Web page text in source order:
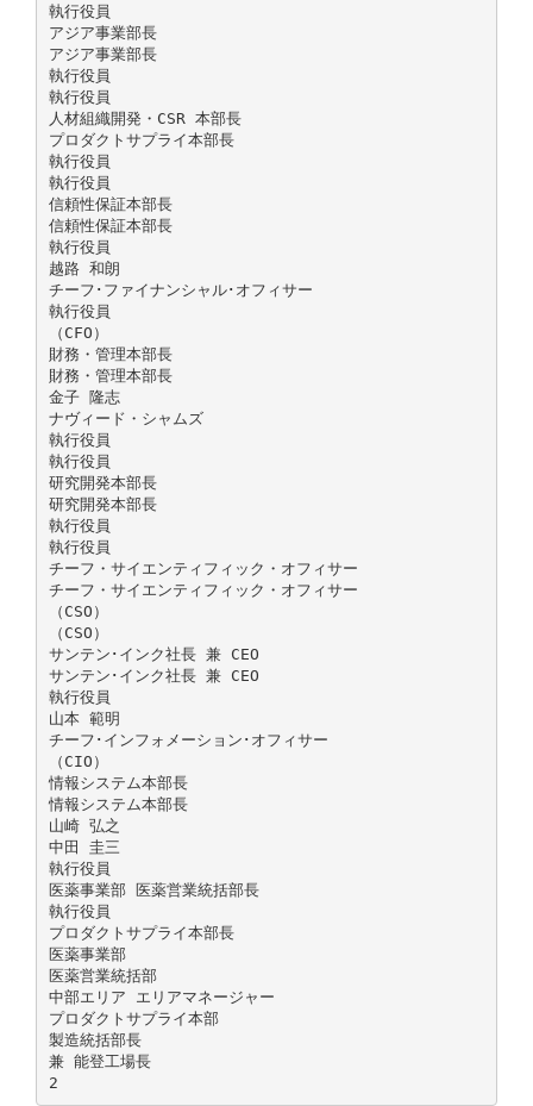
執行役員
アジア事業部長
アジア事業部長
執行役員
執行役員
人材組織開発・CSR 本部長
プロダクトサプライ本部長
執行役員
執行役員
信頼性保証本部長
信頼性保証本部長
執行役員
越路 和朗
チーフ･ファイナンシャル･オフィサー
執行役員
（CFO）
財務・管理本部長
財務・管理本部長
金子 隆志
ナヴィード・シャムズ
執行役員
執行役員
研究開発本部長
研究開発本部長
執行役員
執行役員
チーフ・サイエンティフィック・オフィサー
チーフ・サイエンティフィック・オフィサー
（CSO）
（CSO）
サンテン･インク社長 兼 CEO
サンテン･インク社長 兼 CEO
執行役員
山本 範明
チーフ･インフォメーション･オフィサー
（CIO）
情報システム本部長
情報システム本部長
山崎 弘之
中田 圭三
執行役員
医薬事業部 医薬営業統括部長
執行役員
プロダクトサプライ本部長
医薬事業部
医薬営業統括部
中部エリア エリアマネージャー
プロダクトサプライ本部
製造統括部長
兼 能登工場長